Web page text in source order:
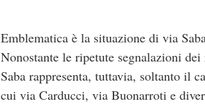
Emblematica è la situazione di via
Nonostante le ripetute segnalazioni
Saba rappresenta, tuttavia, soltanto il
cui via Carducci, via Buonarroti e